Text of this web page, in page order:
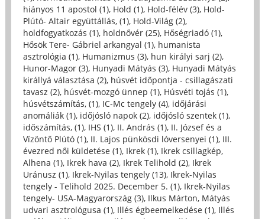
hiányos 11 apostol (1), Hold (1), Hold-félév (3), Hold-
Plútó- Altair együttállás, (1), Hold-Világ (2),
holdfogyatkozás (1), holdnővér (25), Hőségriadó (1),
Hősök Tere- Gábriel arkangyal (1), humanista
asztrológia (1), Humanizmus (3), hun királyi sarj (2),
Hunor-Magor (3), Hunyadi Mátyás (3), Hunyadi Mátyás
királlyá választása (2), húsvét időpontja - csillagászati
tavasz (2), húsvét-mozgó ünnep (1), Húsvéti tojás (1),
húsvétszámítás, (1), IC-Mc tengely (4), időjárási
anomáliák (1), időjósló napok (2), időjósló szentek (1),
időszámítás, (1), IHS (1), II. András (1), II. József és a
Vízöntő Plútó (1), II. Lajos pünkösdi lóversenyei (1), III.
évezred női küldetése (1), Ikrek (1), Ikrek csillagkép,
Alhena (1), Ikrek hava (2), Ikrek Telihold (2), Ikrek
Uránusz (1), Ikrek-Nyilas tengely (13), Ikrek-Nyilas
tengely - Telihold 2025. December 5. (1), Ikrek-Nyilas
tengely- USA-Magyarország (3), Ilkus Márton, Mátyás
udvari asztrológusa (1), Illés égbeemelkedése (1), Illés